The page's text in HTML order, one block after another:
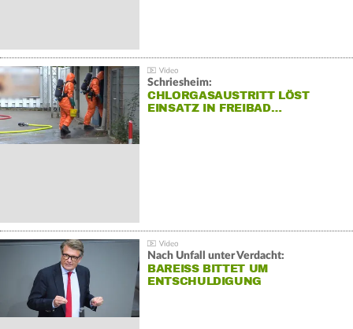
Schriesheim:
CHLORGASAUSTRITT LÖST
EINSATZ IN FREIBAD…
Nach Unfall unter Verdacht:
BAREISS BITTET UM E
NTSCHULDIGUNG